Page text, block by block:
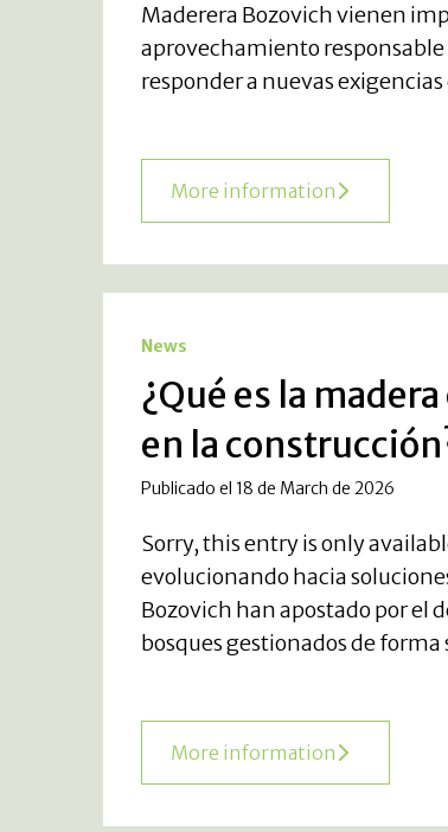
Maderera Bozovich vienen
aprovechamiento
responder a nuevas exigencias
More information
News
¿Qué es la
en la
Publicado el 18 de March de 2026
Sorry, this entry is only
evolucionando hacia
Bozovich han apostado por el
bosques gestionados de
More information